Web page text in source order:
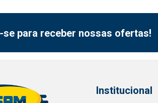
se para receber nossas ofertas!
Institucional